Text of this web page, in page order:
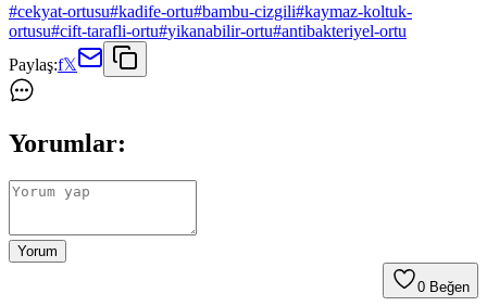
#cekyat-ortusu#kadife-ortu#bambu-cizgili#kaymaz-koltuk-
ortusu#cift-tarafli-ortu#yikanabilir-ortu#antibakteriyel-ortu
Paylaş:f𝕏
Yorumlar:
Yorum
0 Beğen